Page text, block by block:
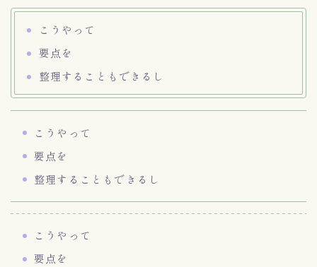
こうやって
要点を
整理することもできるし
こうやって
要点を
整理することもできるし
こうやって
要点を